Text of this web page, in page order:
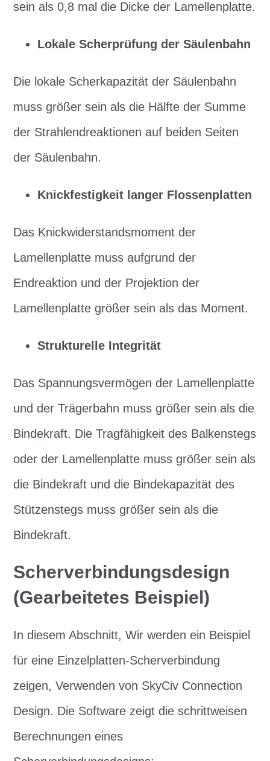
sein als 0,8 mal die Dicke der Lamellenplatte.
Lokale Scherprüfung der Säulenbahn
Die lokale Scherkapazität der Säulenbahn
muss größer sein als die Hälfte der Summe
der Strahlendreaktionen auf beiden Seiten
der Säulenbahn.
Knickfestigkeit langer Flossenplatten
Das Knickwiderstandsmoment der
Lamellenplatte muss aufgrund der
Endreaktion und der Projektion der
Lamellenplatte größer sein als das Moment.
Strukturelle Integrität
Das Spannungsvermögen der Lamellenplatte
und der Trägerbahn muss größer sein als die
Bindekraft. Die Tragfähigkeit des Balkenstegs
oder der Lamellenplatte muss größer sein als
die Bindekraft und die Bindekapazität des
Stützenstegs muss größer sein als die
Bindekraft.
Scherverbindungsdesign
(Gearbeitetes Beispiel)
In diesem Abschnitt, Wir werden ein Beispiel
für eine Einzelplatten-Scherverbindung
zeigen, Verwenden von SkyCiv Connection
Design. Die Software zeigt die schrittweisen
Berechnungen eines